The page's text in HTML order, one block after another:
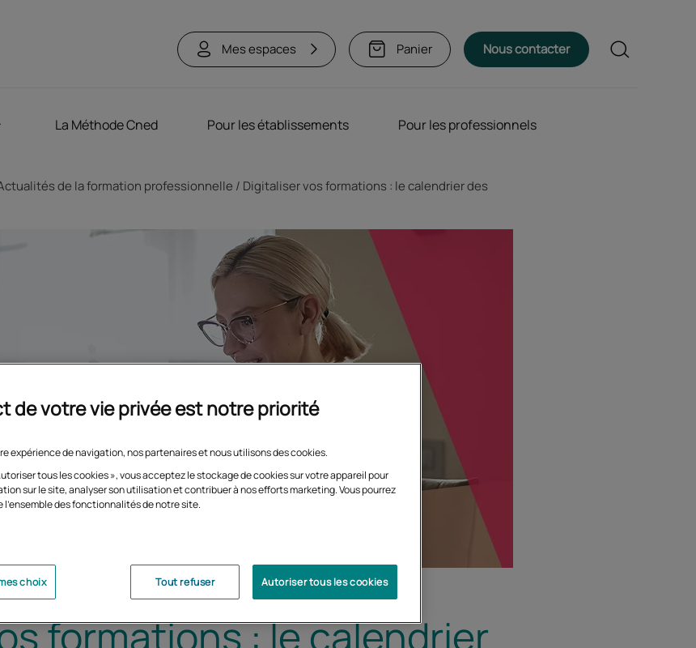
Mes espaces Panier Nous contacter Rechercher
La Méthode Cned Pour les établissements Pour les professionnels
de la formation professionnelle
Digitaliser vos formations : le calendrier des
formations : le calendrier
de votre vie privée est notre priorité
expérience de navigation, nos partenaires et nous utilisons des cookies.
tous les cookies », vous acceptez le stockage de cookies sur votre appareil pour
sur le site, analyser son utilisation et contribuer à nos efforts marketing. Vous pourrez
l'ensemble des fonctionnalités de notre site.
Tout refuser Autoriser tous les cookies
choix